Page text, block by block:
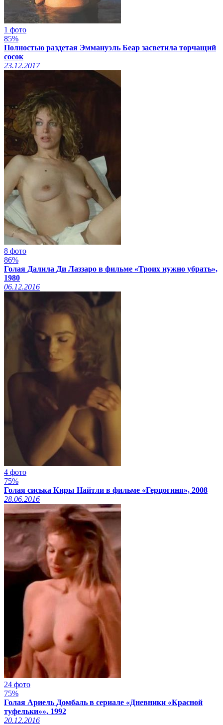
1 фото
85%
Полностью раздетая Эммануэль Беар засветила торчащий
сосок
23.12.2017
8 фото
86%
Голая Далила Ди Лаззаро в фильме «Троих нужно убрать»,
1980
06.12.2016
4 фото
75%
Голая сиська Киры Найтли в фильме «Герцогиня», 2008
28.06.2016
24 фото
75%
Голая Ариель Домбаль в сериале «Дневники «Красной
туфельки»», 1992
20.12.2016